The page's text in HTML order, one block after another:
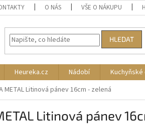
O NÁS VŠE O NÁKUPU
HLEDAT
Heureka.cz Nádobí
METAL Litinová pánev 16cm - zelená
Litinová pánev